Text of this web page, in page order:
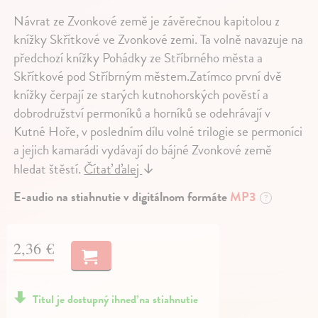
Návrat ze Zvonkové země je závěrečnou kapitolou z
knížky Skřítkové ve Zvonkové zemi. Ta volně navazuje na
předchozí knížky Pohádky ze Stříbrného města a
Skřítkové pod Stříbrným městem.Zatímco první dvě
knížky čerpají ze starých kutnohorských pověstí a
dobrodružství permoníků a horníků se odehrávají v
Kutné Hoře, v posledním dílu volné trilogie se permoníci
a jejich kamarádi vydávají do bájné Zvonkové země
hledat štěstí.Čítať ďalej↓
E-audio na stiahnutie v digitálnom formáteMP3 ?
2,36 €
Titul je dostupný ihneď na stiahnutie